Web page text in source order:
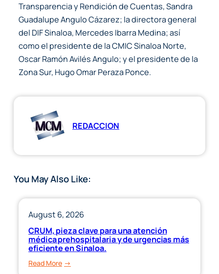
Transparencia y Rendición de Cuentas, Sandra
Guadalupe Angulo Cázarez; la directora general
del DIF Sinaloa, Mercedes Ibarra Medina; así
como el presidente de la CMIC Sinaloa Norte,
Oscar Ramón Avilés Angulo; y el presidente de la
Zona Sur, Hugo Omar Peraza Ponce.
REDACCION
You May Also Like:
August 6, 2026
CRUM, pieza clave para una atención
médica prehospitalaria y de urgencias más
eficiente en Sinaloa.
Read More: